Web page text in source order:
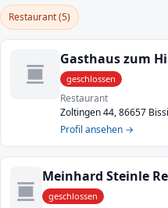
Restaurant (5)
Gasthaus zum
geschlossen
Restaurant
Zoltingen 44, 86657
Profil ansehen →
geschlossen